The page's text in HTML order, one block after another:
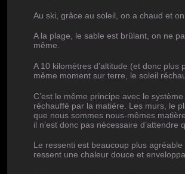
Au ski, grâce au soleil, on a chaud et
A la plage, le sable est brûlant, on ne
même.
A 10 kilomètres d’altitude (et donc plus
même moment sur terre, le soleil
C’est le même principe avec le
réchauffé par la matière. Les murs, le
que nous sommes nous-mêmes
il n’est donc pas nécessaire d’attendre
Le ressenti est beaucoup plus
ressent une chaleur douce et